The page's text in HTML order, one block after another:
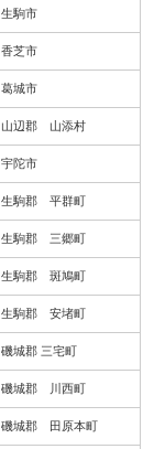
生駒市
香芝市
葛城市
山辺郡 山添村
宇陀市
生駒郡 平群町
生駒郡 三郷町
生駒郡 斑鳩町
生駒郡 安堵町
磯城郡 三宅町
磯城郡 川西町
磯城郡 田原本町